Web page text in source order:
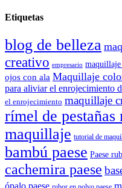
Etiquetas
blog de belleza
creativo empresario
ojos con ala Maquillaje
para aliviar el enrojecimiento
el enrojecimiento maquillaje
rímel de pestañas
maquillaje tutorial de
bambú paese Paese
cachemira paese
ópalo paese